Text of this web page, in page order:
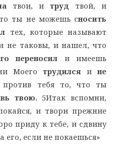
твои, итруд твой, и
ты не можешь сносить
тех, которые называют
не таковы, и нашел, что
переносил и имеешь
Моеготрудился ине
тебя то, что ты
твою.5Итак вспомни,
и твори прежние
приду к тебе, и сдвину
его, если не покаешься»